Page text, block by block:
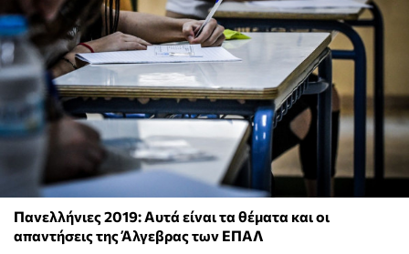
Πανελλήνιες 2019: Αυτά είναι τα θέματα και οι
απαντήσεις της Άλγεβρας των ΕΠΑΛ